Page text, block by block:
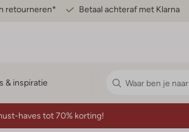
retourneren* Betaal achteraf met Klarna
& inspiratie
haves tot 70% korting!